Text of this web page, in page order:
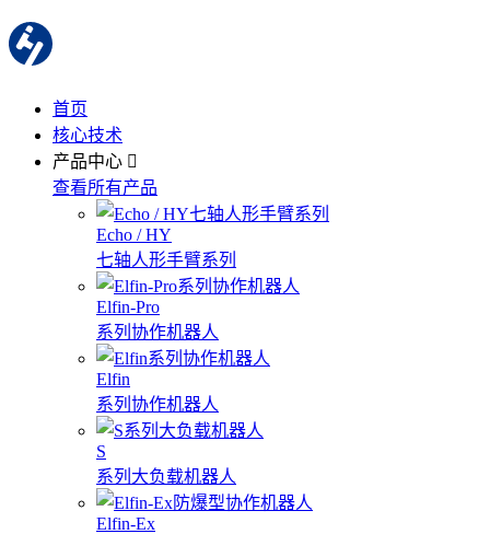
首页
核心技术
产品中心
查看所有产品
Echo / HY
七轴人形手臂系列
Elfin-Pro
系列协作机器人
Elfin
系列协作机器人
S
系列大负载机器人
Elfin-Ex